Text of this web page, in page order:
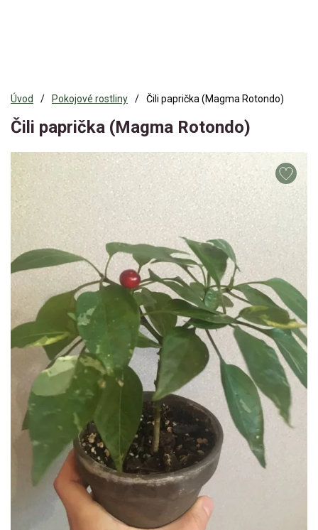
Úvod Pokojové rostliny Čili paprička (Magma Rotondo)
Čili paprička (Magma Rotondo)